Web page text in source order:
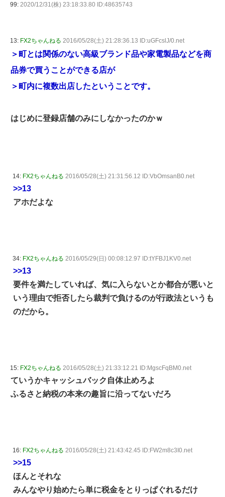
99: 2020/12/31(株) 23:18:33.80 ID:48635743
13: FX2ちゃんねる 2016/05/28(土) 21:28:36.13 ID:uGFcslJ/0.net
＞町とは関係のない高級ブランド品や家電製品などを商
品券で買うことができる店が
＞町内に複数出店したということです。
はじめに登録店舗のみにしなかったのかｗ
14: FX2ちゃんねる 2016/05/28(土) 21:31:56.12 ID:VbOmsanB0.net
>>13
アホだよな
34: FX2ちゃんねる 2016/05/29(日) 00:08:12.97 ID:tYFBJ1KV0.net
>>13
要件を満たしていれば、気に入らないとか都合が悪いと
いう理由で拒否したら裁判で負けるのが行政法というも
のだから。
15: FX2ちゃんねる 2016/05/28(土) 21:33:12.21 ID:MgscFqBM0.net
ていうかキャッシュバック自体止めろよ
ふるさと納税の本来の趣旨に沿ってないだろ
16: FX2ちゃんねる 2016/05/28(土) 21:43:42.45 ID:FW2m8c3I0.net
>>15
ほんとそれな
みんなやり始めたら単に税金をとりっぱぐれるだけ